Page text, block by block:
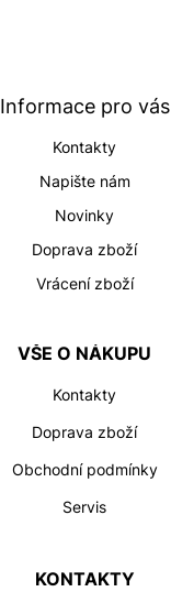
Informace pro vás
Kontakty
Napište nám
Novinky
Doprava zboží
Vrácení zboží
VŠE O NÁKUPU
Kontakty
Doprava zboží
Obchodní podmínky
Servis
KONTAKTY